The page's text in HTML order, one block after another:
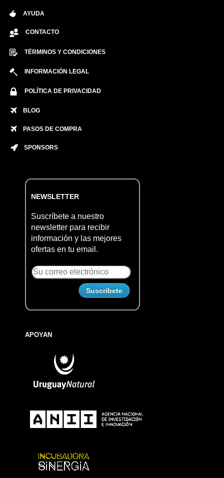
AYUDA
CONTACTO
TÉRMINOS Y CONDICIONES
INFORMACIÓN LEGAL
POLÍTICA DE PRIVACIDAD
BLOG
PASOS DE COMPRA
SPONSORS
NEWSLETTER
Suscríbete a nuestro
newsletter para recibir
información y las mejores
ofertas en tu email.
APOYAN